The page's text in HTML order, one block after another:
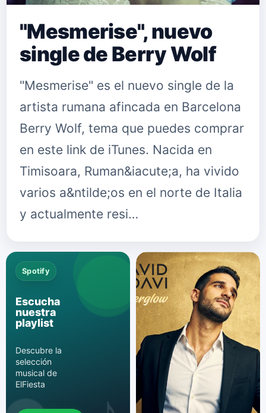
"Mesmerise", nuevo
single de Berry Wolf
"Mesmerise" es el nuevo single de la
artista rumana afincada en Barcelona
Berry Wolf, tema que puedes comprar
en este link de iTunes. Nacida en
Timisoara, Ruman&iacute;a, ha vivido
varios a&ntilde;os en el norte de Italia
y actualmente resi…
Spotify
Escucha
nuestra
playlist
Descubre la
selección
musical de
ElFiesta